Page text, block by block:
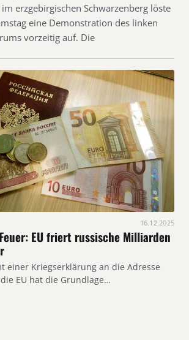
erzgebirgischen Schwarzenberg löste
eine Demonstration des linken
vorzeitig auf. Die
16.12.2025
EU friert russische Milliarden
einer Kriegserklärung an die Adresse
EU hat die Grundlage…